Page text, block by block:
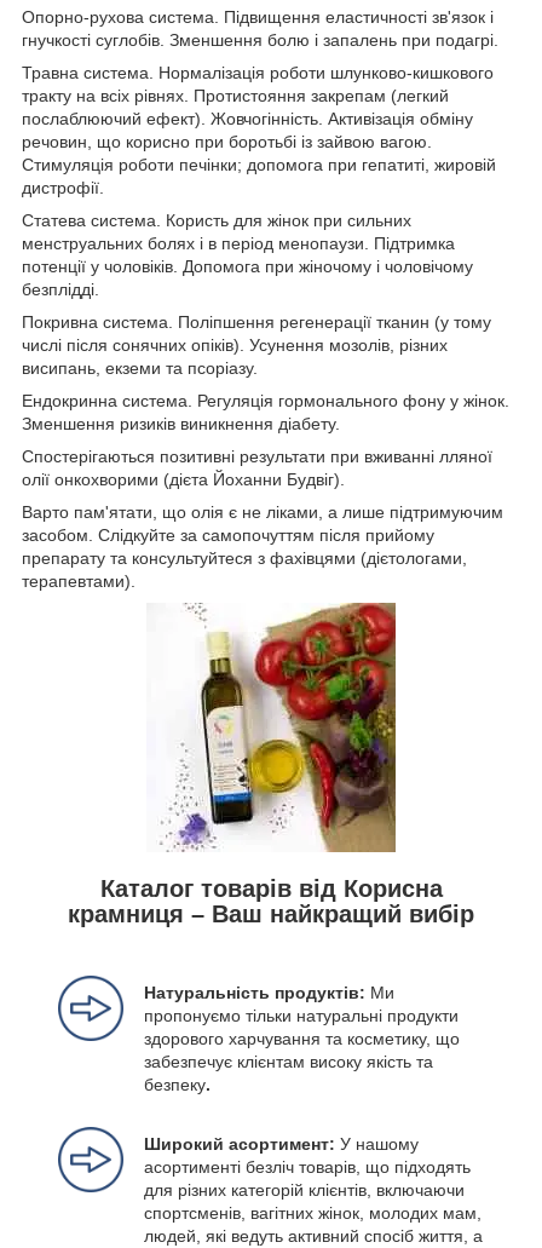
Опорно-рухова система. Підвищення еластичності зв'язок і
гнучкості суглобів. Зменшення болю і запалень при подагрі.
Травна система. Нормалізація роботи шлунково-кишкового
тракту на всіх рівнях. Протистояння закрепам (легкий
послаблюючий ефект). Жовчогінність. Активізація обміну
речовин, що корисно при боротьбі із зайвою вагою.
Стимуляція роботи печінки; допомога при гепатиті, жировій
дистрофії.
Статева система. Користь для жінок при сильних
менструальних болях і в період менопаузи. Підтримка
потенції у чоловіків. Допомога при жіночому і чоловічому
безплідді.
Покривна система. Поліпшення регенерації тканин (у тому
числі після сонячних опіків). Усунення мозолів, різних
висипань, екземи та псоріазу.
Ендокринна система. Регуляція гормонального фону у жінок.
Зменшення ризиків виникнення діабету.
Спостерігаються позитивні результати при вживанні лляної
олії онкохворими (дієта Йоханни Будвіг).
Варто пам'ятати, що олія є не ліками, а лише підтримуючим
засобом. Слідкуйте за самопочуттям після прийому
препарату та консультуйтеся з фахівцями (дієтологами,
терапевтами).
Каталог товарів від Корисна
крамниця – Ваш найкращий вибір
Натуральність продуктів: Ми
пропонуємо тільки натуральні продукти
здорового харчування та косметику, що
забезпечує клієнтам високу якість та
безпеку.
Широкий асортимент: У нашому
асортименті безліч товарів, що підходять
для різних категорій клієнтів, включаючи
спортсменів, вагітних жінок, молодих мам,
людей, які ведуть активний спосіб життя, а